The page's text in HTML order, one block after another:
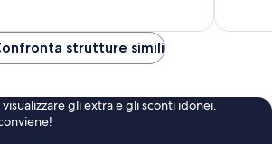
strutture simili
gli extra e gli sconti idonei.